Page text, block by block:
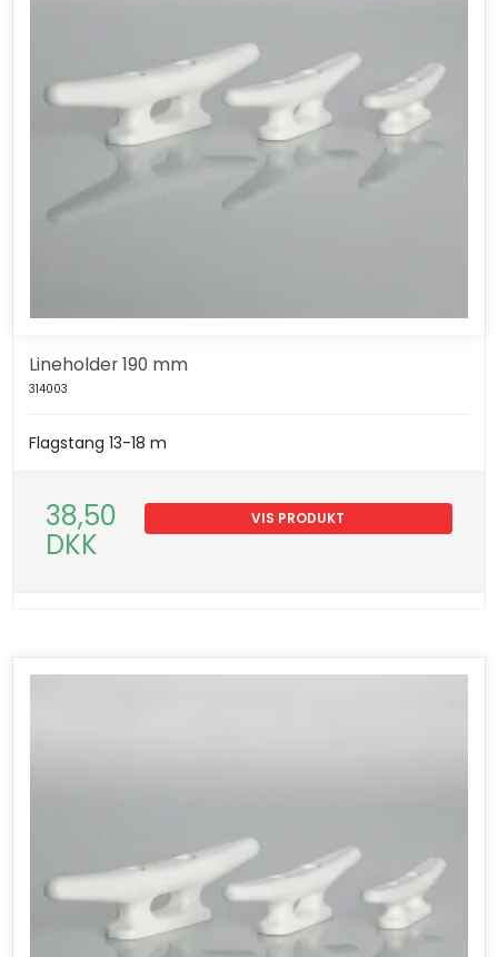
Lineholder 190 mm
314003
Flagstang 13-18 m
38,50
DKK
VIS PRODUKT